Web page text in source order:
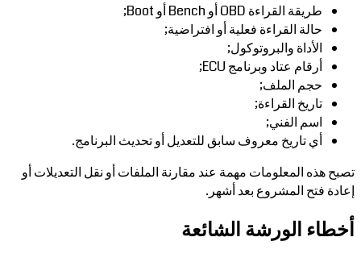
طريقة القراءة OBD أو Bench أو Boot;
حالة القراءة فعلية أو افتراضية;
الأداة والبروتوكول;
أرقام عتاد وبرنامج ECU;
حجم الملف;
تاريخ القراءة;
اسم الفني;
أي تاريخ معروف سابق للتعديل أو تحديث البرنامج.
تصبح هذه المعلومات مهمة عند مقارنة الملفات أو نقل التعديلات أو
إعادة فتح المشروع بعد أشهر.
أخطاء الورشة الشائعة